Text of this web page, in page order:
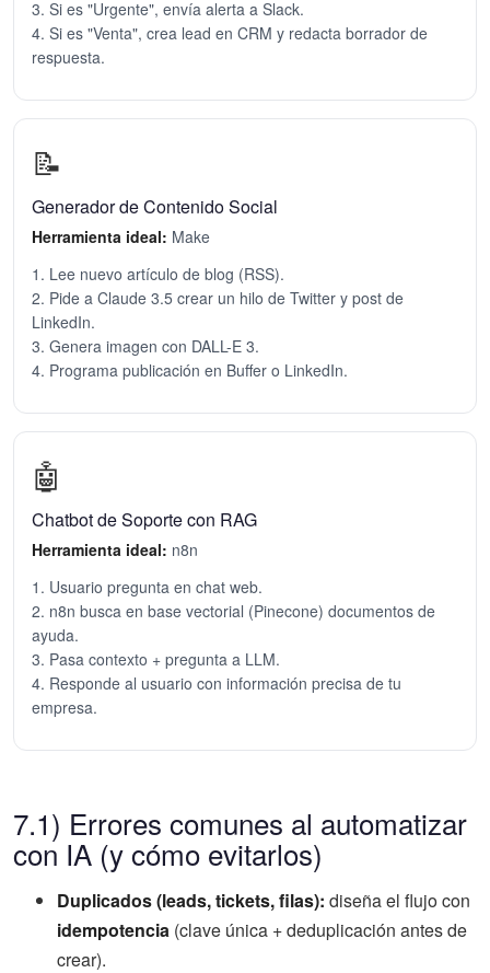
3. Si es "Urgente", envía alerta a Slack.
4. Si es "Venta", crea lead en CRM y redacta borrador de
respuesta.
📝
Generador de Contenido Social
Herramienta ideal: Make
1. Lee nuevo artículo de blog (RSS).
2. Pide a Claude 3.5 crear un hilo de Twitter y post de
LinkedIn.
3. Genera imagen con DALL-E 3.
4. Programa publicación en Buffer o LinkedIn.
🤖
Chatbot de Soporte con RAG
Herramienta ideal: n8n
1. Usuario pregunta en chat web.
2. n8n busca en base vectorial (Pinecone) documentos de
ayuda.
3. Pasa contexto + pregunta a LLM.
4. Responde al usuario con información precisa de tu
empresa.
7.1) Errores comunes al automatizar
con IA (y cómo evitarlos)
Duplicados (leads, tickets, filas): diseña el flujo con
idempotencia (clave única + deduplicación antes de
crear).